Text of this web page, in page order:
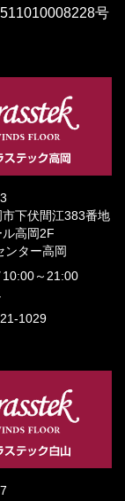
号
下伏間江383番地
高岡2F
ンター高岡
10:00～21:00
1029